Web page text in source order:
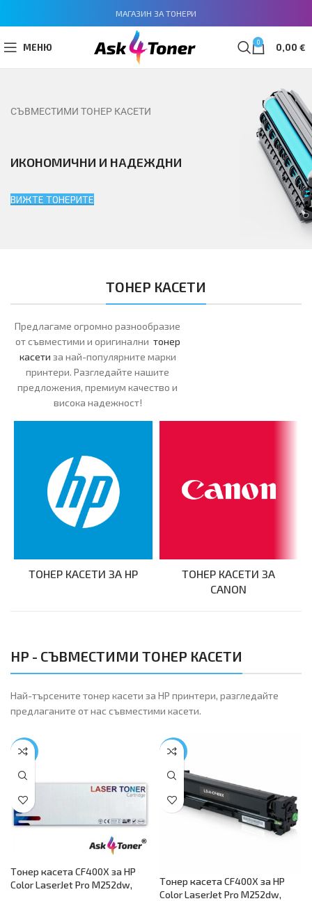
МАГАЗИН ЗА ТОНЕРИ
МЕНЮ 0 0,00 €
СЪВМЕСТИМИ ТОНЕР КАСЕТИ
ИКОНОМИЧНИ И НАДЕЖДНИ
ВИЖТЕ ТОНЕРИТЕ
ТОНЕР КАСЕТИ
Предлагаме огромно разнообразие
от съвместими и оригинални тонер
касети за най-популярните марки
принтери. Разгледайте нашите
предложения, премиум качество и
висока надежност!
ТОНЕР КАСЕТИ ЗА HP
ТОНЕР КАСЕТИ ЗА
CANON
HP - СЪВМЕСТИМИ ТОНЕР КАСЕТИ
Най-търсените тонер касети за HP принтери, разгледайте
предлаганите от нас съвместими касети.
-17%
Tонер касета CF400X за HP
Color LaserJet Pro M252dw,
-33%
Tонер касета CF400X за HP
Color LaserJet Pro M252dw,